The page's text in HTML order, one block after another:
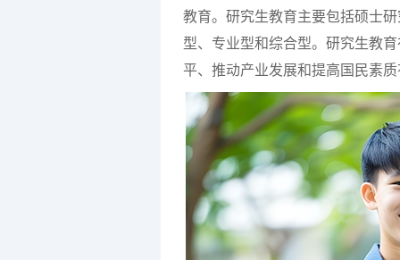
教育。研究生教育主要包括硕士
型、专业型和综合型。研究生教
平、推动产业发展和提高国民素